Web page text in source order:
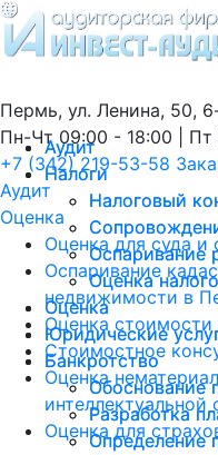
Пермь, ул. Ленина, 50,
Пн-Чт 09:00 - 18:00 | Пт
+7 (342) 219-53-58
Аудит
Оценка
Оценка для суда и
Оспаривание
недвижимости в
Оценка
Стоимостное
Оценка
интеллектуальной
Оценка для
Аудит
Налоги
Налоговый
Оспаривание
Оценка
Оценка
Юридические
Банкротство
Обоснование
Разработка
Определение
Аудит
Налоги
Налоговый
Оспаривание
Оценка
Оценка
Юридические
Банкротство
Обоснование
Разработка
Определение